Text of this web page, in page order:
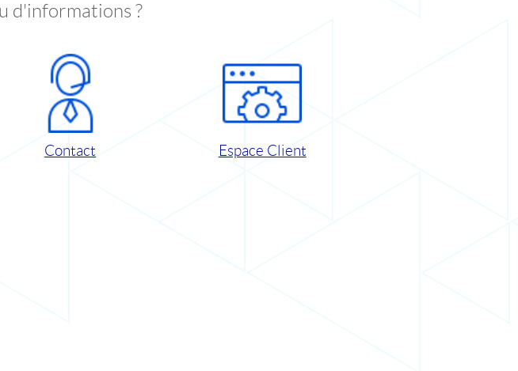
d'informations ?
Contact Espace Client